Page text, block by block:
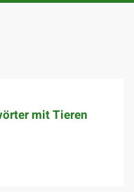
mit Tieren